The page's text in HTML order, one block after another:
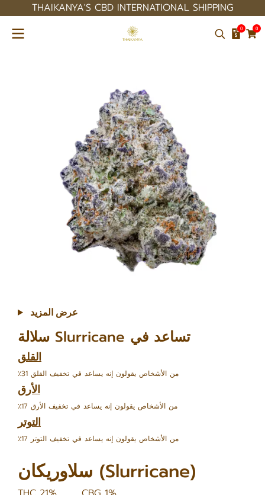
THAIKANYA'S CBD INTERNATIONAL SHIPPING
0 0
عرض المزيد
سلالة Slurricane تساعد في
القلق
٪31 من الأشخاص يقولون إنه يساعد في تخفيف القلق
الأرق
٪17 من الأشخاص يقولون إنه يساعد في تخفيف الأرق
التوتر
٪17 من الأشخاص يقولون إنه يساعد في تخفيف التوتر
سلاوريكان (Slurricane)